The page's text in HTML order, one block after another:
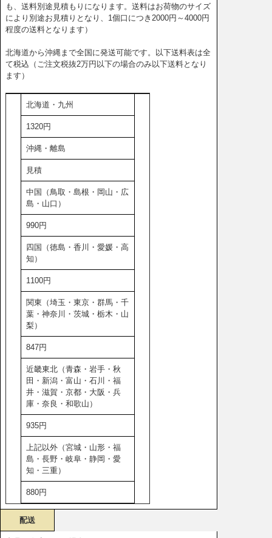
も、送料別途見積もりになります。送料はお荷物のサイズ
により別途お見積りとなり、1個口につき2000円～4000円
程度の送料となります）
北海道から沖縄まで全国に発送可能です。以下送料表は全
て税込（ご注文税抜2万円以下の場合のみ以下送料となり
ます）
北海道・九州
1320円
沖縄・離島
見積
中国（鳥取・島根・岡山・広
島・山口）
990円
四国（徳島・香川・愛媛・高
知）
1100円
関東（埼玉・東京・群馬・千
葉・神奈川・茨城・栃木・山
梨）
847円
近畿東北（青森・岩手・秋
田・新潟・富山・石川・福
井・滋賀・京都・大阪・兵
庫・奈良・和歌山）
935円
上記以外（宮城・山形・福
島・長野・岐阜・静岡・愛
知・三重）
880円
配送